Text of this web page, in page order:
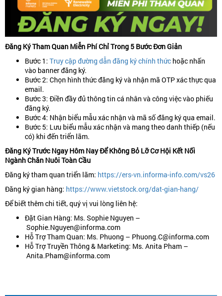
Đăng Ký Tham Quan Miễn Phí Chỉ Trong 5 Bước Đơn Giản
Bước 1: Truy cập đường dẫn đăng ký chính thức hoặc nhấn
vào banner đăng ký.
Bước 2: Chọn hình thức đăng ký và nhận mã OTP xác thực qua
email.
Bước 3: Điền đầy đủ thông tin cá nhân và công việc vào phiếu
đăng ký.
Bước 4: Nhận biểu mẫu xác nhận và mã số đăng ký qua email.
Bước 5: Lưu biểu mẫu xác nhận và mang theo danh thiếp (nếu
có) khi đến triển lãm.
Đăng Ký Trước Ngay Hôm Nay Để Không Bỏ Lỡ Cơ Hội Kết Nối
Ngành Chăn Nuôi Toàn Cầu
Đăng ký tham quan triển lãm: https://ers-vn.informa-info.com/vs26
Đăng ký gian hàng: https://www.vietstock.org/dat-gian-hang/
Để biết thêm chi tiết, quý vị vui lòng liên hệ:
Đặt Gian Hàng: Ms. Sophie Nguyen –
Sophie.Nguyen@informa.com
Hỗ Trợ Tham Quan: Ms. Phuong – Phuong.C@informa.com
Hỗ Trợ Truyền Thông & Marketing: Ms. Anita Pham –
Anita.Pham@informa.com